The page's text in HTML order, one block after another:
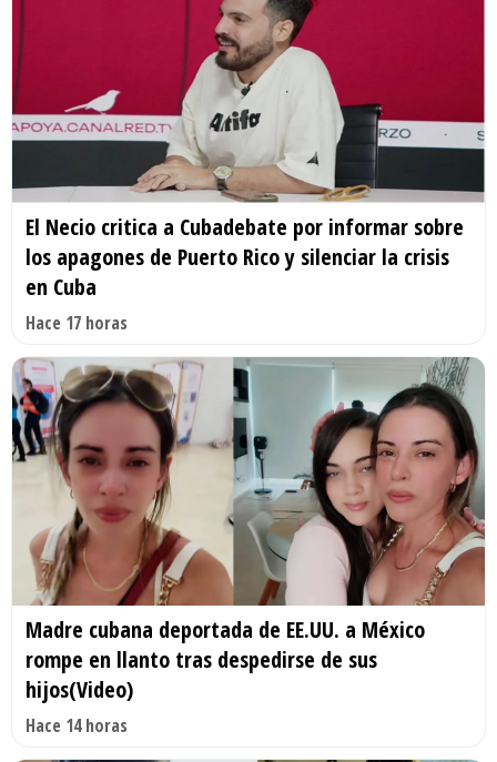
El Necio critica a Cubadebate por informar sobre
los apagones de Puerto Rico y silenciar la crisis
en Cuba
Hace 17 horas
Madre cubana deportada de EE.UU. a México
rompe en llanto tras despedirse de sus
hijos(Video)
Hace 14 horas